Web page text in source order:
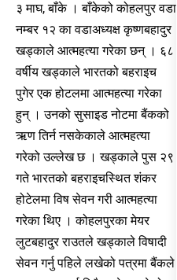
३ माघ, बाँके । बाँकेको कोहलपुर वडा
नम्बर १२ का वडाअध्यक्ष कृष्णबहादुर
खड्काले आत्महत्या गरेका छन् । ६८
वर्षीय खड्काले भारतको बहराइच
पुगेर एक होटलमा आत्महत्या गरेका
हुन् । उनको सुसाइड नोटमा बैंकको
ऋण तिर्न नसकेकाले आत्महत्या
गरेको उल्लेख छ । खड्काले पुस २९
गते भारतको बहराइचस्थित शंकर
होटेलमा विष सेवन गरी आत्महत्या
गरेका थिए । कोहलपुरका मेयर
लुटबहादुर राउतले खड्काले विषादी
सेवन गर्नु पहिले लखेको पत्रमा बैंकले